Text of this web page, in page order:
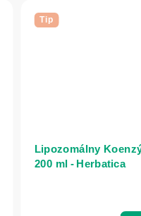
Tip
Lipozomálny
200 ml - Herbatica